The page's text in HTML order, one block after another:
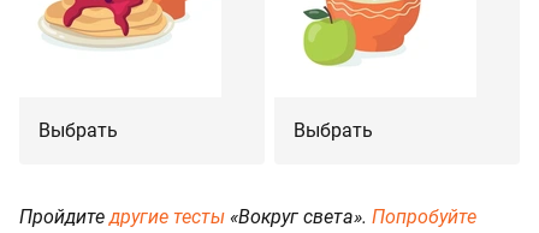
Выбрать Выбрать
Пройдитедругие тесты «Вокруг света». Попробуйте